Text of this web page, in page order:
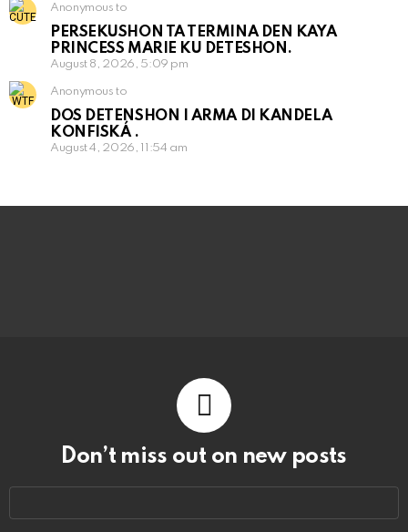
Anonymous to
PERSEKUSHON TA TERMINA DEN KAYA
PRINCESS MARIE KU DETESHON.
August 8, 2026, 5:09 pm
Anonymous to
DOS DETENSHON I ARMA DI KANDELA
KONFISKÁ .
August 4, 2026, 11:54 am
Don’t miss out on new posts